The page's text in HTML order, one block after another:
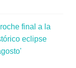
final a la
eclipse